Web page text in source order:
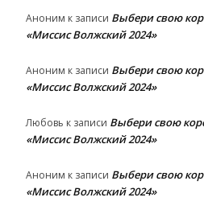
Аноним к записи Выбери свою
«Миссис Волжский 2024»
Аноним к записи Выбери свою
«Миссис Волжский 2024»
Любовь к записи Выбери свою
«Миссис Волжский 2024»
Аноним к записи Выбери свою
«Миссис Волжский 2024»